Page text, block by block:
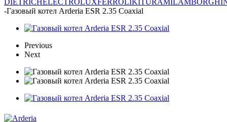
-Газовый котел Arderia ESR 2.35 Coaxial
Previous
Next